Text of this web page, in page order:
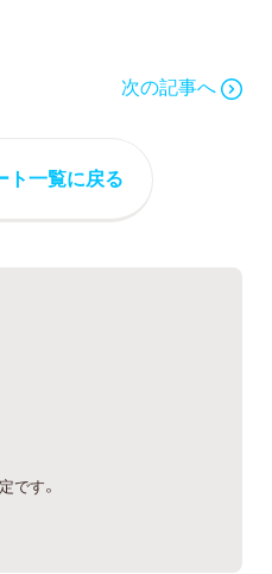
次の記事へ
ト一覧に戻る
です。